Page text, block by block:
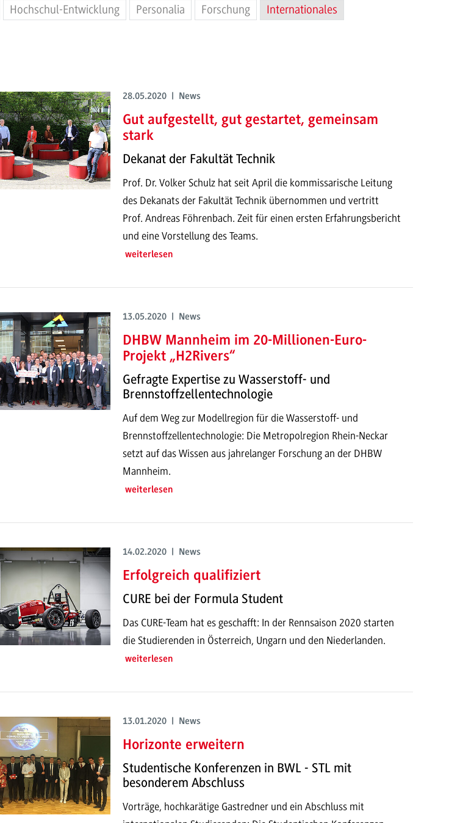
Hochschul-Entwicklung Personalia Forschung Internationales
28.05.2020 | News
Gut aufgestellt, gut gestartet, gemeinsam
stark
Dekanat der Fakultät Technik
Prof. Dr. Volker Schulz hat seit April die kommissarische Leitung
des Dekanats der Fakultät Technik übernommen und vertritt
Prof. Andreas Föhrenbach. Zeit für einen ersten Erfahrungsbericht
und eine Vorstellung des Teams.
weiterlesen
13.05.2020 | News
DHBW Mannheim im 20-Millionen-Euro-
Projekt „H2Rivers“
Gefragte Expertise zu Wasserstoff- und
Brennstoffzellentechnologie
Auf dem Weg zur Modellregion für die Wasserstoff- und
Brennstoffzellentechnologie: Die Metropolregion Rhein-Neckar
setzt auf das Wissen aus jahrelanger Forschung an der DHBW
Mannheim.
weiterlesen
14.02.2020 | News
Erfolgreich qualifiziert
CURE bei der Formula Student
Das CURE-Team hat es geschafft: In der Rennsaison 2020 starten
die Studierenden in Österreich, Ungarn und den Niederlanden.
weiterlesen
13.01.2020 | News
Horizonte erweitern
Studentische Konferenzen in BWL - STL mit
besonderem Abschluss
Vorträge, hochkarätige Gastredner und ein Abschluss mit